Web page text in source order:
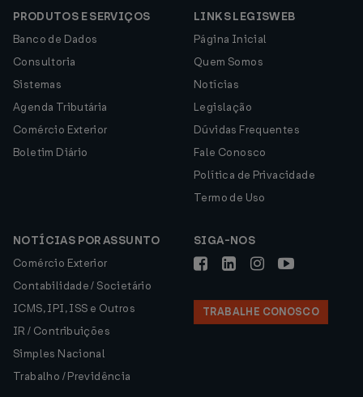
PRODUTOS E SERVIÇOS
Banco de Dados
Consultoria
Sistemas
Agenda Tributária
Comércio Exterior
Boletim Diário
LINKS LEGISWEB
Página Inicial
Quem Somos
Notícias
Legislação
Dúvidas Frequentes
Fale Conosco
Política de Privacidade
Termo de Uso
NOTÍCIAS POR ASSUNTO
Comércio Exterior
Contabilidade / Societário
ICMS, IPI, ISS e Outros
IR / Contribuições
Simples Nacional
Trabalho / Previdência
SIGA-NOS
TRABALHE CONOSCO